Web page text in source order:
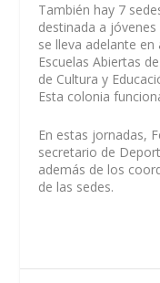
También hay 7
destinada a
se lleva adelante
Escuelas Abiertas
de Cultura y
Esta colonia
En estas jornadas,
secretario de
además de los
de las sedes.